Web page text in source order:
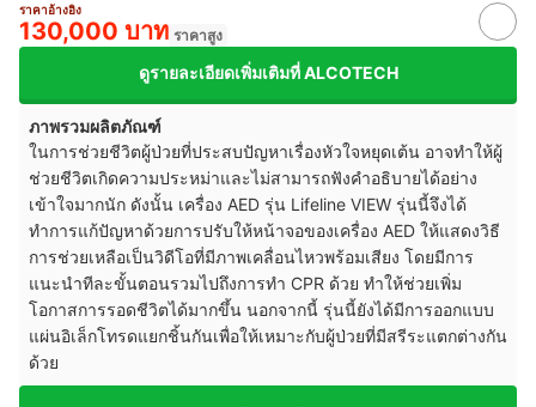
ราคาอ้างอิง
130,000 บาท ราคาสูง
ดูรายละเอียดเพิ่มเติมที่ ALCOTECH
ภาพรวมผลิตภัณฑ์
ในการช่วยชีวิตผู้ป่วยที่ประสบปัญหาเรื่องหัวใจหยุดเต้น อาจทำให้ผู้
ช่วยชีวิตเกิดความประหม่าและไม่สามารถฟังคำอธิบายได้อย่าง
เข้าใจมากนัก ดังนั้น เครื่อง AED รุ่น Lifeline VIEW รุ่นนี้จึงได้
ทำการแก้ปัญหาด้วยการปรับให้หน้าจอของเครื่อง AED ให้แสดงวิธี
การช่วยเหลือเป็นวิดีโอที่มีภาพเคลื่อนไหวพร้อมเสียง โดยมีการ
แนะนำทีละขั้นตอนรวมไปถึงการทำ CPR ด้วย ทำให้ช่วยเพิ่ม
โอกาสการรอดชีวิตได้มากขึ้น นอกจากนี้ รุ่นนี้ยังได้มีการออกแบบ
แผ่นอิเล็กโทรดแยกชิ้นกันเพื่อให้เหมาะกับผู้ป่วยที่มีสรีระแตกต่างกัน
ด้วย